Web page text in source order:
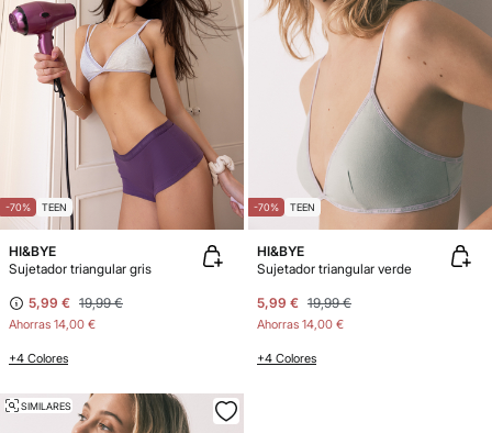
-70% TEEN
HI&BYE
Sujetador triangular gris
5,99 € 19,99 €
Ahorras 14,00 €
+4 Colores
-70% TEEN
HI&BYE
Sujetador triangular verde
5,99 € 19,99 €
Ahorras 14,00 €
+4 Colores
SIMILARES